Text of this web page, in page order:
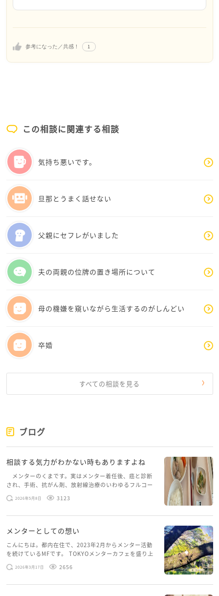
参考になった／共感！ 1
さい。
この相談に関連する相談
気持ち悪いです。
旦那とうまく話せない
父親にセフレがいました
夫の両親の位牌の置き場所について
母の機嫌を窺いながら生活するのがしんどい
卒婚
すべての相談を見る
ブログ
相談する気力がわかない時もありますよね
メンターのくまです。実はメンター着任後、癌と診断
され、手術、抗がん剤、放射線治療のいわゆるフルコー
スを体験していて、しばらくメンターカフェに来られて
いませんでした。体力だけでなく、気力も落ちパソコン
2026年5月8日 3123
メンターとしての想い
こんにちは。都内在住で、2023年2月からメンター活動
を続けているMFです。 TOKYOメンターカフェを盛り上
げたいという想いから、勇気を出して初めてブログを投
稿してみようと思います。少し自分のことを書いてみま
2026年3月17日 2656